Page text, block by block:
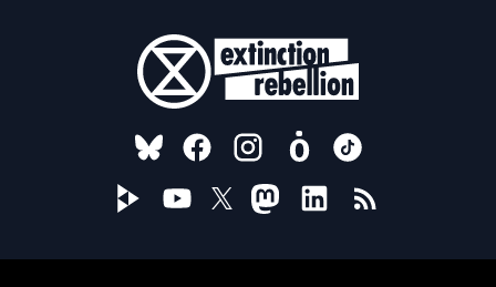
FOLLOW US ON